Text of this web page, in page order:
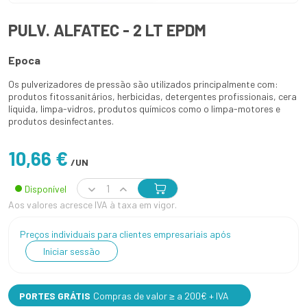
PULV. ALFATEC - 2 LT EPDM
Epoca
Os pulverizadores de pressão são utilizados principalmente com:
produtos fitossanitários, herbicidas, detergentes profissionais, cera
líquida, limpa-vidros, produtos químicos como o limpa-motores e
produtos desinfectantes.
10,66 € /UN
Disponível
Aos valores acresce IVA à taxa em vigor.
Preços individuais para clientes empresariais após
Iniciar sessão
PORTES GRÁTIS Compras de valor ≥ a 200€ + IVA